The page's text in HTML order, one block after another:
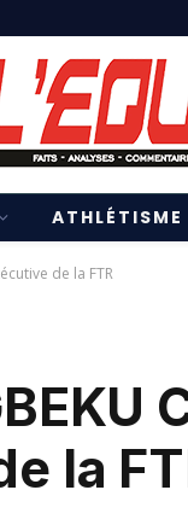
ATHLÉTISME
de la FTR
la